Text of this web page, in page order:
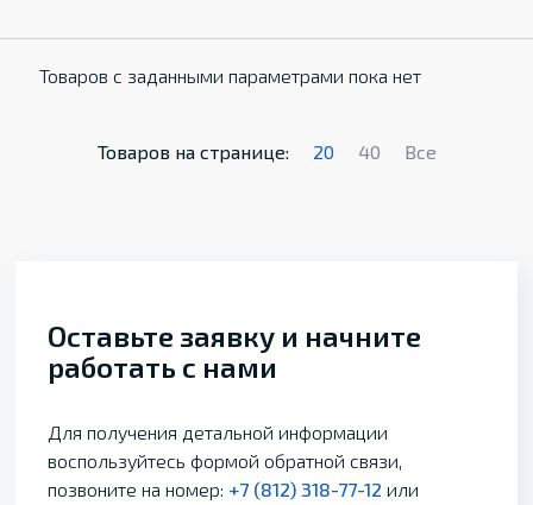
Товаров с заданными параметрами пока нет
Товаров на странице: 20 40 Все
Оставьте заявку и начните
работать с нами
Для получения детальной информации
воспользуйтесь формой обратной связи,
позвоните на номер: +7 (812) 318-77-12 или